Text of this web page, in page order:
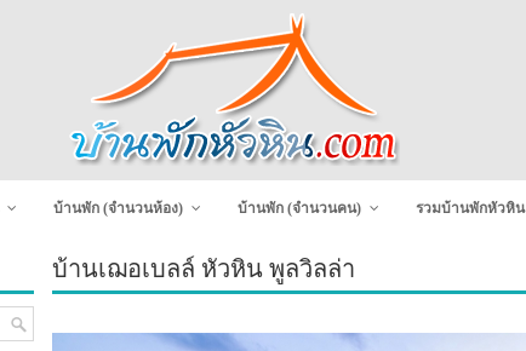
บ้านพัก (จำนวนห้อง) บ้านพัก (จำนวนคน) รวมบ้านพักหัวหิน
บ้านเฌอเบลล์ หัวหิน พูลวิลล่า